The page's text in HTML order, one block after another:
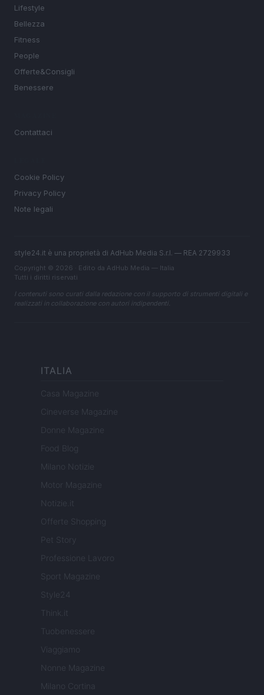
Lifestyle
Bellezza
Fitness
People
Offerte&Consigli
Benessere
Contattaci
Cookie Policy
Privacy Policy
Note legali
style24.it è una proprietà di AdHub Media S.r.l. — REA 2729933
Copyright © 2026 · Edito da AdHub Media — Italia
Tutti i diritti riservati
I contenuti sono curati dalla redazione con il supporto di strumenti digitali e
realizzati in collaborazione con autori indipendenti.
ITALIA
Casa Magazine
Cineverse Magazine
Donne Magazine
Food Blog
Milano Notizie
Motor Magazine
Notizie.it
Offerte Shopping
Pet Story
Professione Lavoro
Sport Magazine
Style24
Think.it
Tuobenessere
Viaggiamo
Nonne Magazine
Milano Cortina